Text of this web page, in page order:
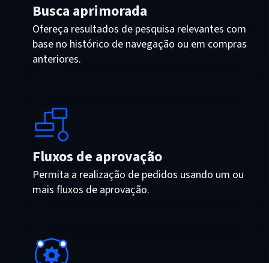
Busca aprimorada
Ofereça resultados de pesquisa relevantes com
base no histórico de navegação ou em compras
anteriores.
Fluxos de aprovação
Permita a realização de pedidos usando um ou
mais fluxos de aprovação.